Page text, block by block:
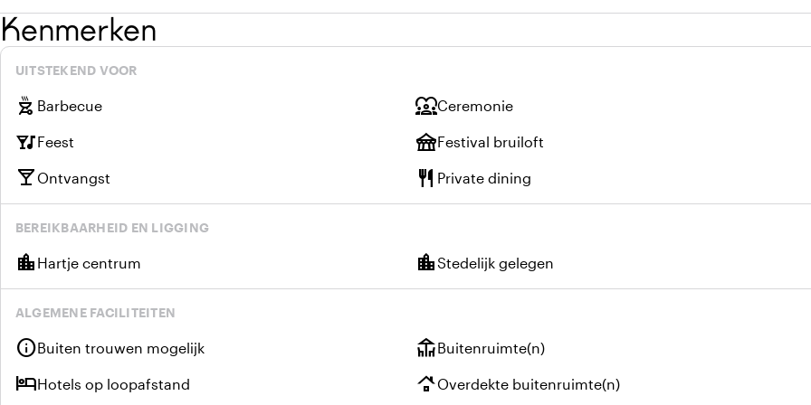
Kenmerken
UITSTEKEND VOOR
outdoor_grill Barbecue diversity_1Ceremonie
nightlifeFeest festivalFestival bruiloft
local_bar Ontvangst restaurant Private dining
BEREIKBAARHEID EN LIGGING
location_city Hartje centrum location_cityStedelijk gelegen
ALGEMENE FACILITEITEN
infoBuiten trouwen mogelijk deckBuitenruimte(n)
hotelHotels op loopafstand roofingOverdekte buitenruimte(n)